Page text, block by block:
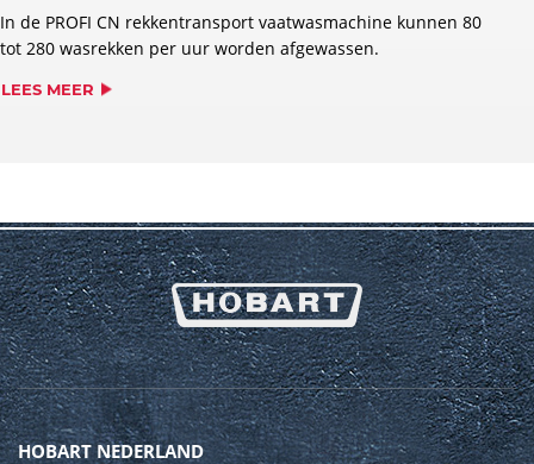
In de PROFI CN rekkentransport vaatwasmachine kunnen 80
tot 280 wasrekken per uur worden afgewassen.
LEES MEER
HOBART NEDERLAND